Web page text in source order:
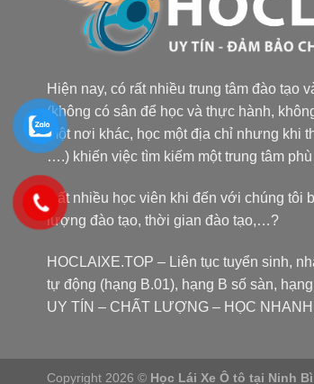
Hiện nay, có rất nhiều trung tâm đào tạo
(không có sân để học và thực hành,
một nơi khác, học một địa chỉ nhưng khi
….) khiến việc tìm kiếm một trung tâm
Rất nhiều học viên khi đến với chúng tôi
lượng đào tạo, thời gian đào tạo,…?
HOCLAIXE.TOP – Liên tục tuyển sinh,
tự động (hạng B.01), hạng B số sàn,
UY TÍN – CHẤT LƯỢNG – HỌC
Copyright 2026 © Học Lái Xe Ô tô tại Ninh